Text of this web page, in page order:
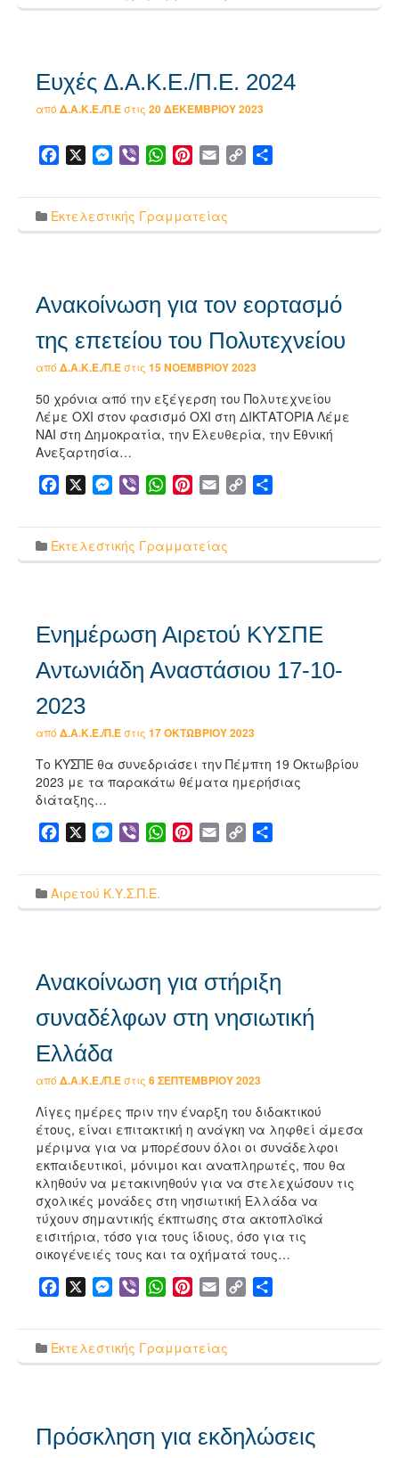
Ευχές Δ.Α.Κ.Ε./Π.Ε. 2024
από Δ.Α.Κ.Ε./Π.Εστις 20 ΔΕΚΕΜΒΡΊΟΥ 2023
Facebook Messenger
Viber WhatsApp
Pinterest
Email Copy
Εκτελεστικής Γραμματείας
Ανακοίνωση για τον εορτασμό
της επετείου του Πολυτεχνείου
από Δ.Α.Κ.Ε./Π.Εστις 15 ΝΟΕΜΒΡΊΟΥ 2023
50 χρόνια από την εξέγερση του Πολυτεχνείου
Λέμε ΟΧΙ στον φασισμό ΟΧΙ στη ΔΙΚΤΑΤΟΡΙΑ Λέμε
ΝΑΙ στη Δημοκρατία, την Ελευθερία, την Εθνική
Ανεξαρτησία…
Facebook Messenger
Viber WhatsApp
Pinterest
Email Copy
Εκτελεστικής Γραμματείας
Ενημέρωση Αιρετού ΚΥΣΠΕ
Αντωνιάδη Αναστάσιου 17-10-
2023
από Δ.Α.Κ.Ε./Π.Εστις 17 ΟΚΤΩΒΡΊΟΥ 2023
Το ΚΥΣΠΕ θα συνεδριάσει την Πέμπτη 19 Οκτωβρίου
2023 με τα παρακάτω θέματα ημερήσιας
διάταξης…
Facebook Messenger
Viber WhatsApp
Pinterest
Email Copy
Αιρετού Κ.Υ.Σ.Π.Ε.
Ανακοίνωση για στήριξη
συναδέλφων στη νησιωτική
Ελλάδα
από Δ.Α.Κ.Ε./Π.Εστις 6 ΣΕΠΤΕΜΒΡΊΟΥ 2023
Λίγες ημέρες πριν την έναρξη του διδακτικού
έτους, είναι επιτακτική η ανάγκη να ληφθεί άμεσα
μέριμνα για να μπορέσουν όλοι οι συνάδελφοι
εκπαιδευτικοί, μόνιμοι και αναπληρωτές, που θα
κληθούν να μετακινηθούν για να στελεχώσουν τις
σχολικές μονάδες στη νησιωτική Ελλάδα να
τύχουν σημαντικής έκπτωσης στα ακτοπλοϊκά
εισιτήρια, τόσο για τους ίδιους, όσο για τις
οικογένειές τους και τα οχήματά τους…
Facebook Messenger
Viber WhatsApp
Pinterest
Email Copy
Εκτελεστικής Γραμματείας
Πρόσκληση για εκδηλώσεις